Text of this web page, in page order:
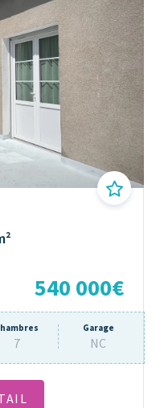
540 000€
7
Garage
NC